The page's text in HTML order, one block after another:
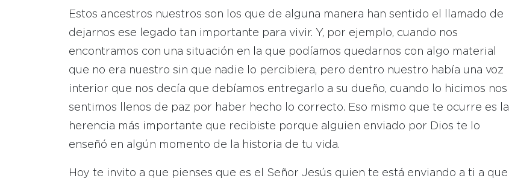
Estos ancestros nuestros son los que de alguna manera han sentido el llamado de
dejarnos ese legado tan importante para vivir. Y, por ejemplo, cuando nos
encontramos con una situación en la que podíamos quedarnos con algo material
que no era nuestro sin que nadie lo percibiera, pero dentro nuestro había una voz
interior que nos decía que debíamos entregarlo a su dueño, cuando lo hicimos nos
sentimos llenos de paz por haber hecho lo correcto. Eso mismo que te ocurre es la
herencia más importante que recibiste porque alguien enviado por Dios te lo
enseñó en algún momento de la historia de tu vida.
Hoy te invito a que pienses que es el Señor Jesús quien te está enviando a ti a que